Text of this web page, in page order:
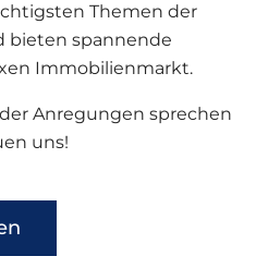
Themen der
bieten spannende
Immobilienmarkt.
Anregungen sprechen
uns!